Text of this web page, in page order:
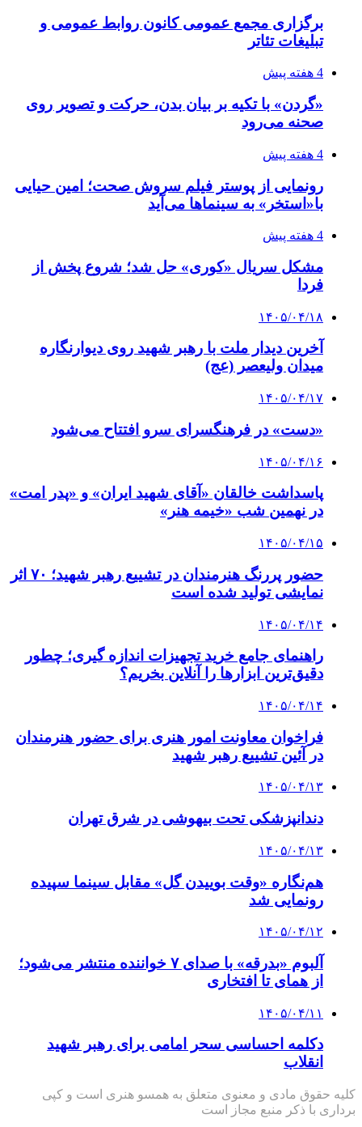
برگزاری مجمع عمومی کانون روابط عمومی و
تبلیغات تئاتر
4 هفته پیش
«گردن» با تکیه بر بیان بدن، حرکت و تصویر روی
صحنه می‌رود
4 هفته پیش
رونمایی از پوستر فیلم سروش صحت؛ امین حیایی
با«استخر» به سینماها می‌آید
4 هفته پیش
مشکل سریال «کوری» حل شد؛ شروع پخش از
فردا
۱۴۰۵/۰۴/۱۸
آخرین دیدار ملت با رهبر شهید روی دیوارنگاره
میدان ولیعصر (عج)
۱۴۰۵/۰۴/۱۷
«دست» در فرهنگسرای سرو افتتاح می‌شود
۱۴۰۵/۰۴/۱۶
پاسداشت خالقان «آقای شهید ایران» و «پدر امت»
در نهمین شب «خیمه هنر»
۱۴۰۵/۰۴/۱۵
حضور پررنگ هنرمندان در تشییع رهبر شهید؛ ۷۰ اثر
نمایشی تولید شده است
۱۴۰۵/۰۴/۱۴
راهنمای جامع خرید تجهیزات اندازه گیری؛ چطور
دقیق‌ترین ابزارها را آنلاین بخریم؟
۱۴۰۵/۰۴/۱۴
فراخوان معاونت امور هنری برای حضور هنرمندان
در آئین تشییع رهبر شهید
۱۴۰۵/۰۴/۱۳
دندانپزشکی تحت بیهوشی در شرق تهران
۱۴۰۵/۰۴/۱۳
هم‌نگاره «وقت بوییدن گل» مقابل سینما سپیده
رونمایی شد
۱۴۰۵/۰۴/۱۲
آلبوم «بدرقه» با صدای ۷ خواننده منتشر می‌شود؛
از همای تا افتخاری
۱۴۰۵/۰۴/۱۱
دکلمه‌ احساسی سحر امامی برای رهبر شهید
انقلاب
کلیه حقوق مادی و معنوی متعلق به همسو هنری است و کپی
برداری با ذکر منبع مجاز است